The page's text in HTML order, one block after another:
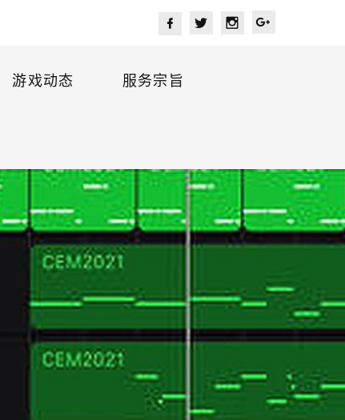
游戏动态 服务宗旨